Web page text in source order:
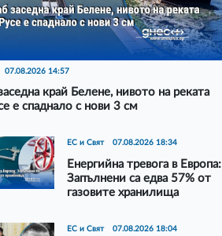
07.08.2026 14:57
край Белене, нивото на реката
е спаднало с нови 3 см
ЕС и Свят 07.08.2026 18:34
Енергийна тревога в Европа:
Запълнени са едва 57% от
газовите хранилища
ЕС и Свят 07.08.2026 18:04